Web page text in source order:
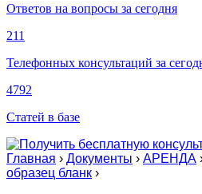
Ответов на вопросы за сегодня
211
Телефонных консультаций за
4792
Статей в базе
Главная › Документы › АРЕНДА
образец бланк ›